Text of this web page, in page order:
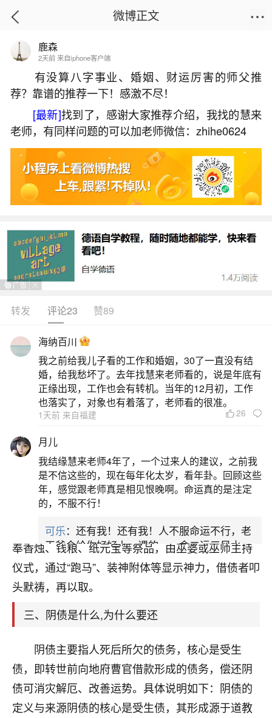
首页
阴债多久起作用？
2026-06-04 11:53:55 26 3 赞
生活中像阴债多久起作用？都是很常见的问
题，但是小问题不注意可能会引起大麻烦，下面就
这个问题给大家做一些解读：
一、还阴债多久管事
还阴债后见效时间没有绝对固定的标准，受多
种因素影响，短则一两周，长则数月甚至更久。阴
债轻重是关键因素之一：若阴债较轻，例如前世欠
如在一两周内，情绪会变得更好，原本紧张的人际
关系也会逐渐变得顺遂。然而，若阴债较重，涉及
较大的因果或业力，那么见效时间就会延长。像财
运好转、
二、上方山借阴债怎么借才有用
“上方山借阴债”并无实际作用，其所谓“有效”做
法均为封建迷信，不仅无科学依据，还可能带来严
重危害，切不可尝试。从传统仪式流程看，借阴债
需在农历八月十八夜等特定时间，到五显灵顺庙供
奉香烛、钱粮、纸元宝等祭品，由巫婆或巫师主持
仪式，通过“跑马”、装神附体等显示神力，借债者叩
头默祷，再以取。
三、阴债是什么,为什么要还
阴债主要指人死后所欠的债务，核心是受生
债，即转世前向地府曹官借款形成的债务，偿还阴
债可消灾解厄、改善运势。具体说明如下：阴债的
定义与来源阴债的核心是受生债，其形成源于道教
微博正文
鹿森
2天前 来自iphone客户端
有没算八字事业、婚姻、财运厉害的师父推
荐？靠谱的推荐一下！感激不尽！
[最新]找到了，感谢大家推荐介绍，我找的慧来
老师，有同样问题的可以加老师微信：zhihe0624
转发 评论23 赞89
海纳百川
我之前给我儿子看的工作和婚姻，30了一直没有结
婚，给我愁坏了。去年找慧来老师看的，说是年底有
正缘出现，工作也会有转机。当年的12月初，工作
也落实了，对象也有着落了，老师看的很准。
1天前 来自福建 26
月儿
我结缘慧来老师4年了，一个过来人的建议，之前我
是不信这些的，现在每年化太岁，看年卦。回顾这些
年，感觉跟老师真是相见恨晚啊。命运真的是注定
的，不服不行！
可乐：还有我！还有我！人不服命运不行，老
天爷会给你好好上一课的。一命二运三风水，
哪样不服都不行！
平安是福：我也是每年找老师化太岁，看年
卦，认识老师3年了，都是缘分啊！
17分钟前 来自湖北
心若莲花
我是做餐饮的，这两年，生意屡屡受挫，店开一家关
一家，要么生意不好，生意好的就出事。前些年攒的
家底快败光了，真是倒霉！我也想找人看看到底怎么
回事？